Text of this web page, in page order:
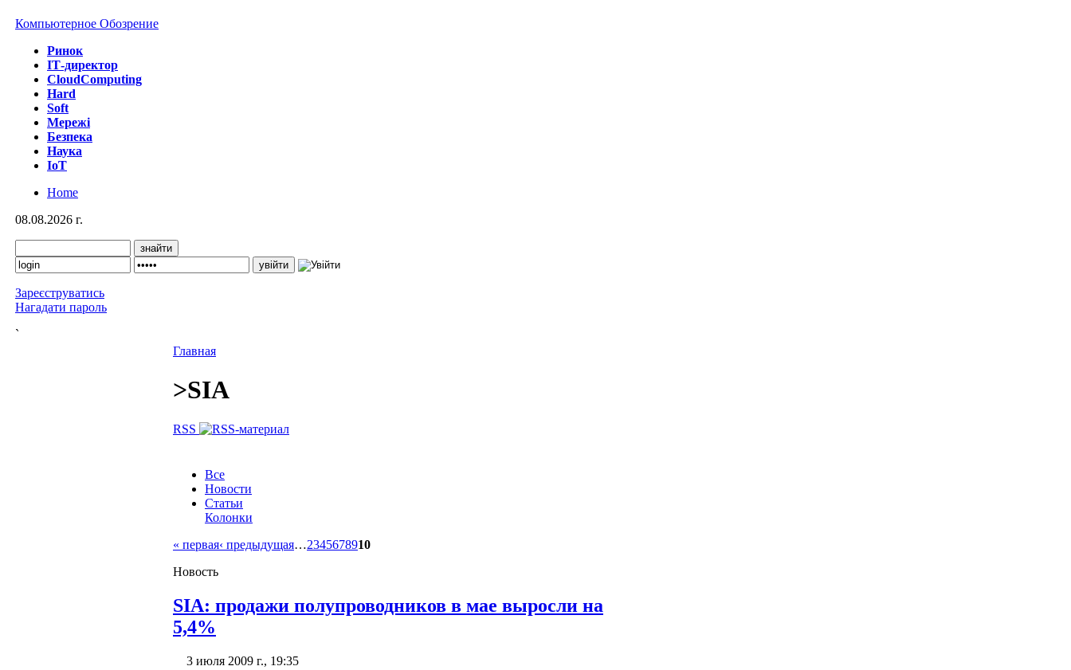
Компьютерное Обозрение
Ринок
IТ-директор
CloudComputing
Hard
Soft
Мережі
Безпека
Наука
IoT
Home
08.08.2026 г.
Зареєструватись
Нагадати пароль
`
Главная
>SIA
RSS
Все
Новости
Статьи
Колонки
« первая‹ предыдущая…2345678910
Новость
SIA: продажи полупроводников в мае выросли на
5,4%
3 июля 2009 г., 19:35